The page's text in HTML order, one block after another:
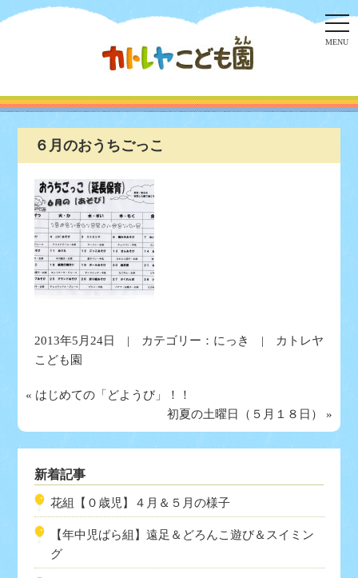
MENU
６月のおうちごっこ
2013年5月24日 | カテゴリー： にっき
| カトレヤ
こども園
« はじめての「どようび」！！
初夏の土曜日（５月１８日）
»
新着記事
花組【０歳児】４月＆５月の様子
【年中児ばら組】遠足＆どろんこ遊び＆スイミン
グ